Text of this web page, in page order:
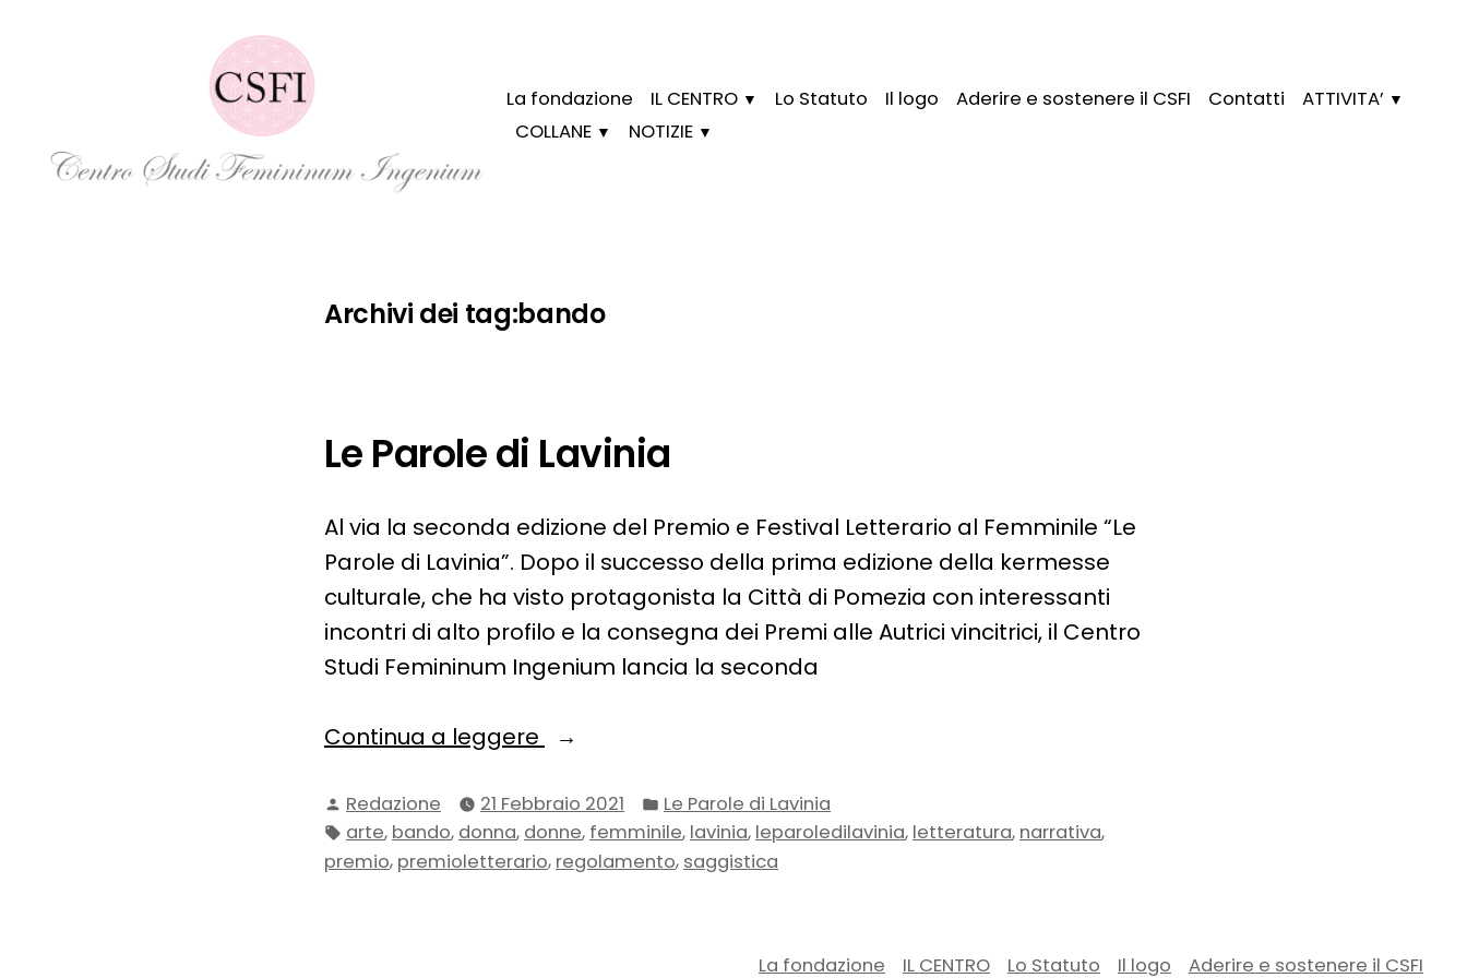
La fondazione IL CENTRO Lo Statuto Il logo Aderire e sostenere il CSFI Contatti
ATTIVITA’
COLLANE
NOTIZIE
Archivi dei tag:bando
Le Parole di Lavinia
Al via la seconda edizione del Premio e Festival Letterario al Femminile “Le
Parole di Lavinia”. Dopo il successo della prima edizione della kermesse
culturale, che ha visto protagonista la Città di Pomezia con interessanti
incontri di alto profilo e la consegna dei Premi alle Autrici vincitrici, il Centro
Studi Femininum Ingenium lancia la seconda
Continua a leggere
“Le
di
Lavinia”
Pubblicato
da
Redazione 21 Febbraio 2021
Pubblicato
in:
Le Parole di Lavinia
Tag:
arte, bando, donna, donne, femminile, lavinia, leparoledilavinia, letteratura, narrativa,
premio, premioletterario, regolamento, saggistica
La fondazione IL CENTRO Lo Statuto Il logo Aderire e sostenere il CSFI